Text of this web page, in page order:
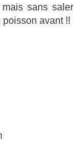
mais sans saler
poisson avant !!